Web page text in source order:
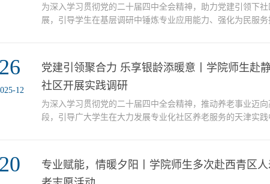
为深入学习贯彻党的二十届四中全会精神，助力党建引领下
展，引导学生在基层调研中锤炼专业应用能力、强化为民服
精武镇锦泽苑社区进行实地调研。实地走访，摸清现状在社区
下，师生实地走访了社区党群服务中心，逐一察看各类活动...
26
12
党建引领聚合力 乐享银龄添暖意丨学院师生赴
社区开展实践调研
为深入学习贯彻党的二十届四中全会精神，推动养老事业迈
段，引导广大学生在大力发展专业化社区养老服务的天津实
指导教师冀云与郝佳昕的带领下，赴静海区静海镇文化里社区
走进服务一线 感受养老温度在静海镇文化里社区党委书...
20
专业赋能，情暖夕阳丨学院师生多次赴西青区